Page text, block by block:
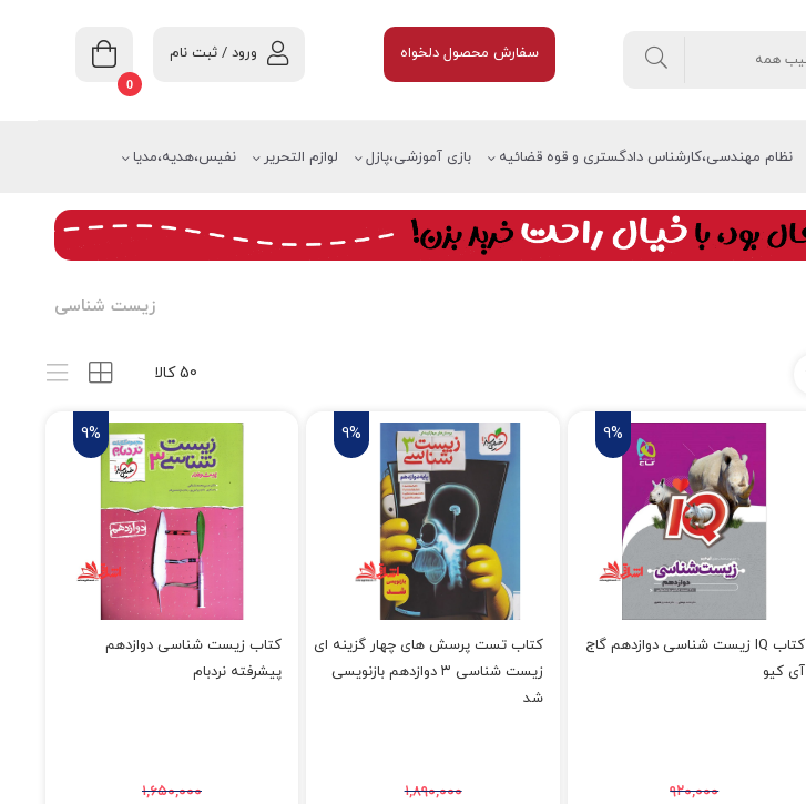
0
ورود / ثبت نام سفارش محصول دلخواه
بازی آموزشی،پازل لوازم التحریر نظام مهندسی،کارشناس دادگستری و قوه قضائیه نفیس،هدیه،مدیا
زیست شناسی
50 کالا
9%
کتاب IQ زیست شناسی دوازدهم گاج
آی کیو
۹۲۰,۰۰۰
9%
کتاب تست پرسش های چهار گزینه ای
زیست شناسی ۳ دوازدهم بازنویسی
شد
۱,۸۹۰,۰۰۰
9%
کتاب زیست شناسی دوازدهم
پیشرفته نردبام
۱,۶۵۰,۰۰۰